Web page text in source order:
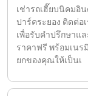
เช่ารถเฮี๊ยบนิคมอิ
ปาร์คระยอง ติดต่อ
เพื่อรับคำปรึกษาแ
ราคาฟรี พร้อมเนร
ยกของคุณให้เป็นเ